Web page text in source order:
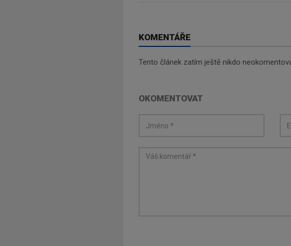
KOMENTÁŘE
Tento článek zatím ještě nikdo
OKOMENTOVAT